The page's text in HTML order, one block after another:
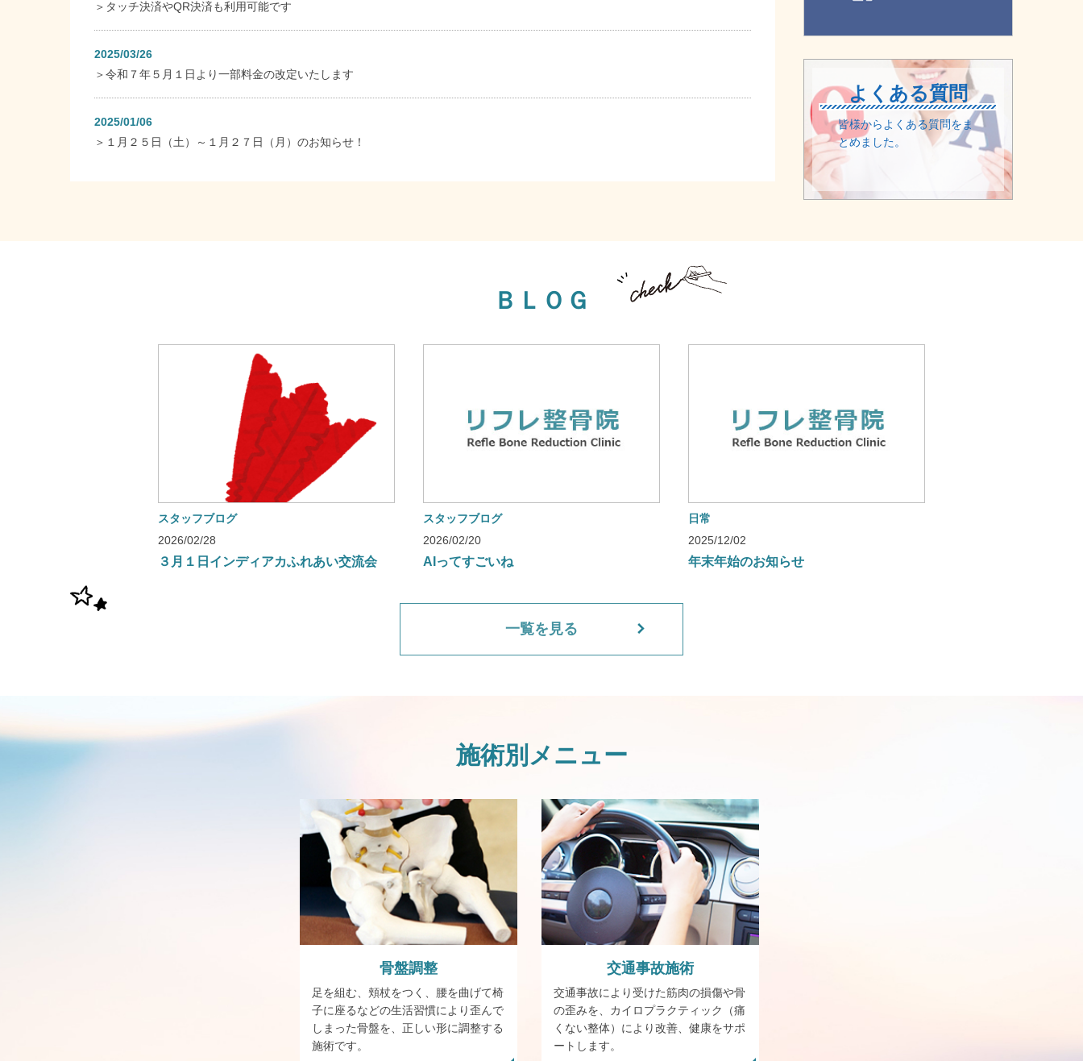
＞ タッチ決済やQR決済も利用可能です
2025/03/26
＞令和７年５月１日より一部料金の改定いたします
2025/01/06
＞ １月２５日（土）～１月２７日（月）のお知らせ！
よくある質問
皆様からよくある質問をま
とめました。
ＢＬＯＧ
スタッフブログ
2026/02/28
３月１日インディアカふれあい交流会
スタッフブログ
2026/02/20
AIってすごいね
日常
2025/12/02
年末年始のお知らせ
一覧を見る
施術別メニュー
骨盤調整
足を組む、頬杖をつく、腰を曲げて椅
子に座るなどの生活習慣により歪んで
しまった骨盤を、正しい形に調整する
施術です。
交通事故施術
交通事故により受けた筋肉の損傷や骨
の歪みを、カイロプラクティック（痛
くない整体）により改善、健康をサポ
ートします。